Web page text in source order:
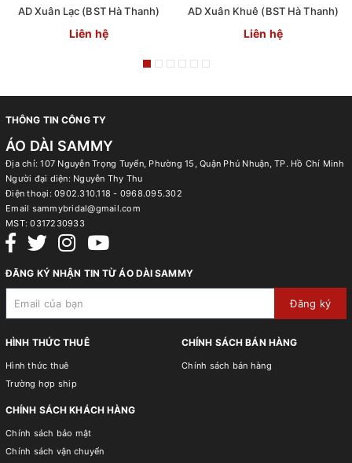
AD Xuân Lạc (BST Hà Thanh)
Liên hệ
AD Xuân Khuê (BST Hà Thanh)
Liên hệ
THÔNG TIN CÔNG TY
ÁO DÀI SAMMY
Địa chỉ: 107 Nguyễn Trọng Tuyển, Phường 15, Quận Phú Nhuận, TP. Hồ Chí Minh
Người đại diện: Nguyễn Thy Thu
Điện thoại: 0902.310.118 - 0968.095.302
Email sammybridal@gmail.com
MST:0317230933
ĐĂNG KÝ NHẬN TIN TỪ ÁO DÀI SAMMY
Đăng ký
HÌNH THỨC THUÊ
Hình thức thuê
Trường hợp ship
CHÍNH SÁCH BÁN HÀNG
Chính sách bán hàng
CHÍNH SÁCH KHÁCH HÀNG
Chính sách bảo mật
Chính sách vận chuyển